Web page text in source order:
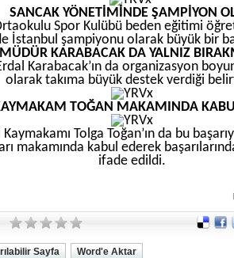
SANCAK YÖNETİMİNDE ŞAMPİYON
Spor Kulübü beden eğitimi
İstanbul şampiyonu olarak büyük bir
MÜDÜR KARABACAK DA YALNIZ
Karabacak’ın da organizasyon
olarak takıma büyük destek verdiği
TOĞAN MAKAMINDA
Tolga Toğan’ın da bu
makamında kabul ederek
ifade edildi.
Sayfa Word'e Aktar